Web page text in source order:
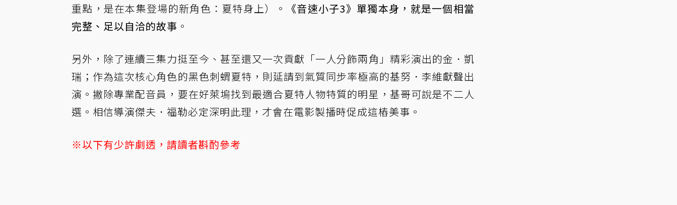
重點，是在本集登場的新角色：夏特身上）。
《音速小子3》單獨本身，就是一個相當
完整、足以自洽的故事 。
另外，除了連續三集力挺至今、甚至還又一次貢獻「一人分飾兩角」精彩演出的金．凱
瑞；作為這次核心角色的黑色刺蝟夏特，則延請到氣質同步率極高的基努．李維獻聲出
演。撇除專業配音員，要在好萊塢找到最適合夏特人物特質的明星，基哥可說是不二人
選。相信導演傑夫．福勒必定深明此理，才會在電影製播時促成這樁美事。
※以下有少許劇透，請讀者斟酌參考